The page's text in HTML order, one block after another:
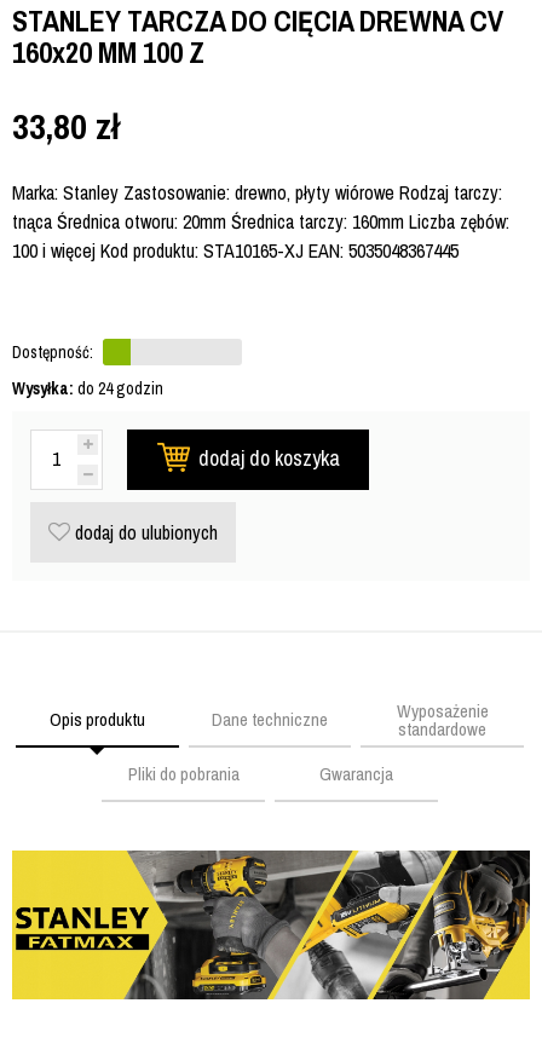
STANLEY TARCZA DO CIĘCIA DREWNA CV
160x20 MM 100 Z
33,80 zł
Marka: Stanley Zastosowanie: drewno, płyty wiórowe Rodzaj tarczy:
tnąca Średnica otworu: 20mm Średnica tarczy: 160mm Liczba zębów:
100 i więcej Kod produktu: STA10165-XJ EAN: 5035048367445
Dostępność:
Wysyłka: do 24 godzin
dodaj do koszyka
dodaj do ulubionych
Opis produktu Dane techniczne Wyposażenie
standardowe
Pliki do pobrania
Gwarancja